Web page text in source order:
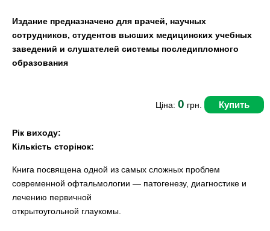
Издание предназначено для врачей, научных
сотрудников, студентов высших медицинских учебных
заведений и слушателей системы последипломного
образования
Ціна: 0 грн. Купить
Рік виходу:
Кількість сторінок:
Книга посвящена одной из самых сложных проблем
современной офтальмологии — патогенезу, диагностике и
лечению первичной
открытоугольной глаукомы.